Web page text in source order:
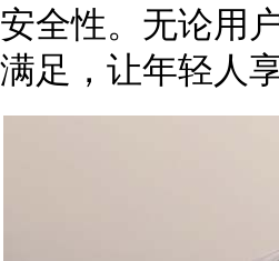
安全性。无论用
满足，让年轻人